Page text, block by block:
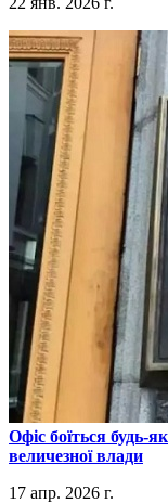
​Офіс боїться будь-
величезної влади
17 апр. 2026 г.